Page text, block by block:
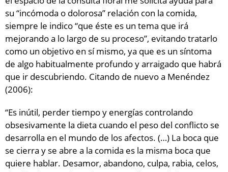
su “incómoda o dolorosa” relación con la comida,
siempre le indico “que éste es un tema que irá
mejorando a lo largo de su proceso”, evitando tratarlo
como un objetivo en sí mismo, ya que es un síntoma
de algo habitualmente profundo y arraigado que habrá
que ir descubriendo. Citando de nuevo a Menéndez
(2006):
“Es inútil, perder tiempo y energías controlando
obsesivamente la dieta cuando el peso del conflicto se
desarrolla en el mundo de los afectos. (…) La boca que
se cierra y se abre a la comida es la misma boca que
quiere hablar. Desamor, abandono, culpa, rabia, celos,